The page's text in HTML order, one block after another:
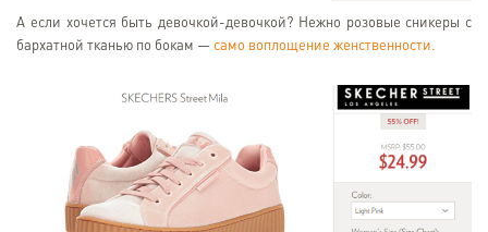
А если хочется быть девочкой-девочкой? Нежно розовые сникеры с
бархатной тканью по бокам — само воплощение женственности.